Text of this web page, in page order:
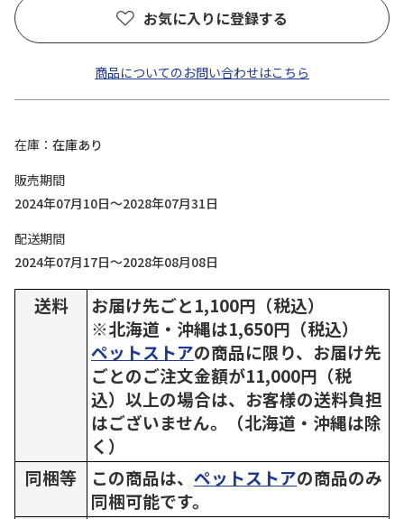
お気に入りに登録する
商品についてのお問い合わせはこちら
在庫
在庫あり
販売期間
2024年07月10日～2028年07月31日
配送期間
2024年07月17日～2028年08月08日
送料
お届け先ごと1,100円（税込）
※北海道・沖縄は1,650円（税込）
ペットストアの商品に限り、お届け先
ごとのご注文金額が11,000円（税
込）以上の場合は、お客様の送料負担
はございません。（北海道・沖縄は除
く）
同梱等
この商品は、 ペットストアの商品のみ
同梱可能です。